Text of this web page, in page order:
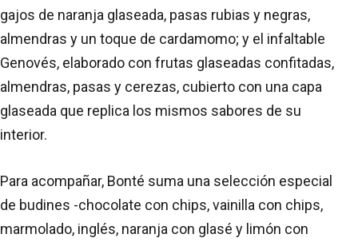
gajos de naranja glaseada, pasas rubias y negras,
almendras y un toque de cardamomo; y el infaltable
Genovés, elaborado con frutas glaseadas confitadas,
almendras, pasas y cerezas, cubierto con una capa
glaseada que replica los mismos sabores de su
interior.
Para acompañar, Bonté suma una selección especial
de budines -chocolate con chips, vainilla con chips,
marmolado, inglés, naranja con glasé y limón con